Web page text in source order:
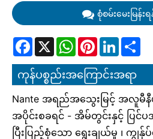
စုံစမ်းမေးမြန်း
Facebook
X WhatsAppPinterestLinkedIn
ကုန်ပစ္စည်းအကြောင်းအရာ
Nante အရည်အသွေးမြင့် အလူမီ
အပိုင်းစခရင် - အိမ်တွင်းနှင့် ပြ
ပြီးပြည့်စုံသော ရွေးချယ်မှု ၊ က